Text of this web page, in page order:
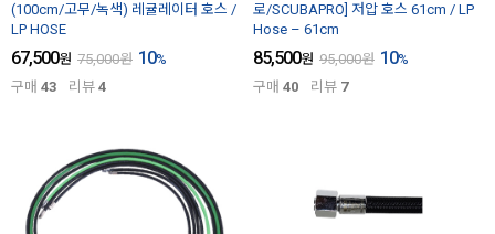
(100cm/고무/녹색) 레귤레이터 호스 /
LP HOSE
67,500원 75,000원 10%
구매 43 리뷰 4
로/SCUBAPRO] 저압 호스 61cm / LP
Hose – 61cm
85,500원 95,000원 10%
구매 40 리뷰 7